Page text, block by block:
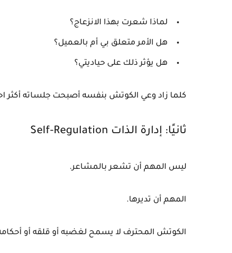
لماذا شعرت بهذا الانزعاج؟
هل الأمر متعلق بي أم بالعميل؟
هل يؤثر ذلك على حياديتي؟
كلما زاد وعي الكوتش بنفسه أصبحت جلساته أكثر
ثانيًا: إدارة الذات Self-Regulation
ليس المهم أن تشعر بالمشاعر.
المهم أن تديرها.
الكوتش المحترف لا يسمح لغضبه أو قلقه أو